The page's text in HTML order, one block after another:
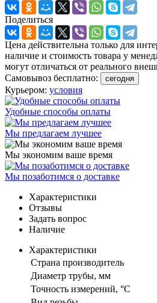
Поделиться
Цена действительна только для
наличие и стоимость товара у
могут отличаться от реального
Самовывоз бесплатно:
сегодня
Курьером: условия
Удобные способы оплаты
Мы предлагаем лучшее
Мы экономим ваше время
Мы позаботимся о доставке
Характеристики
Отзывы
Задать вопрос
Наличие
Характеристики
Страна производитель
Диаметр трубы, мм
Точность измерений, °C